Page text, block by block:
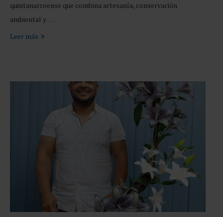
quintanarroense que combina artesanía, conservación
ambiental y …
Leer más